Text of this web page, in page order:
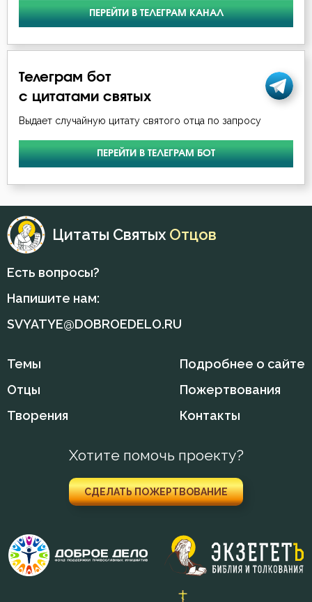
ПЕРЕЙТИ В ТЕЛЕГРАМ КАНАЛ
Телеграм бот
с цитатами святых
Выдает случайную цитату святого отца по запросу
ПЕРЕЙТИ В ТЕЛЕГРАМ БОТ
Цитаты Святых Отцов
Есть вопросы?
Напишите нам:
SVYATYE@DOBROEDELO.RU
Темы
Отцы
Творения
Подробнее о сайте
Пожертвования
Контакты
Хотите помочь проекту?
СДЕЛАТЬ ПОЖЕРТВОВАНИЕ